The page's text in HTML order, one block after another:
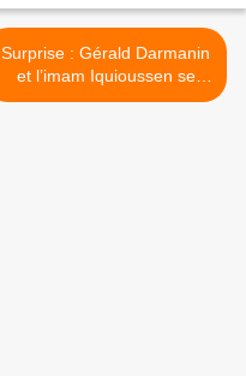
Surprise : Gérald Darmanin
et l’imam Iquioussen se
connaissent bien depuis